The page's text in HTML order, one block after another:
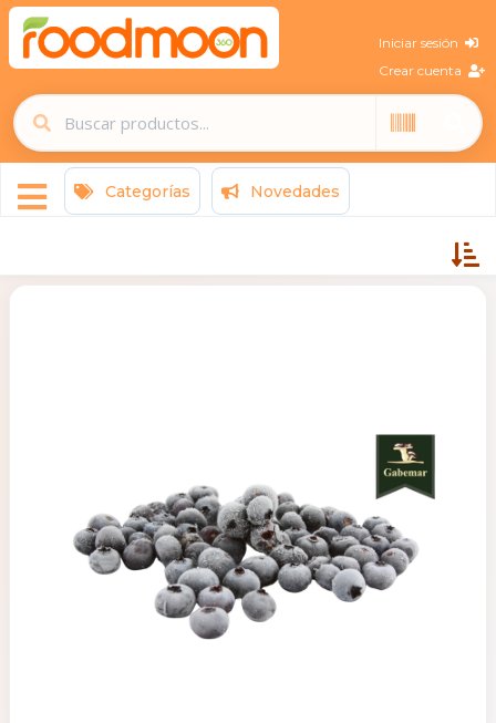
Iniciar sesión
Crear cuenta
Categorías Novedades